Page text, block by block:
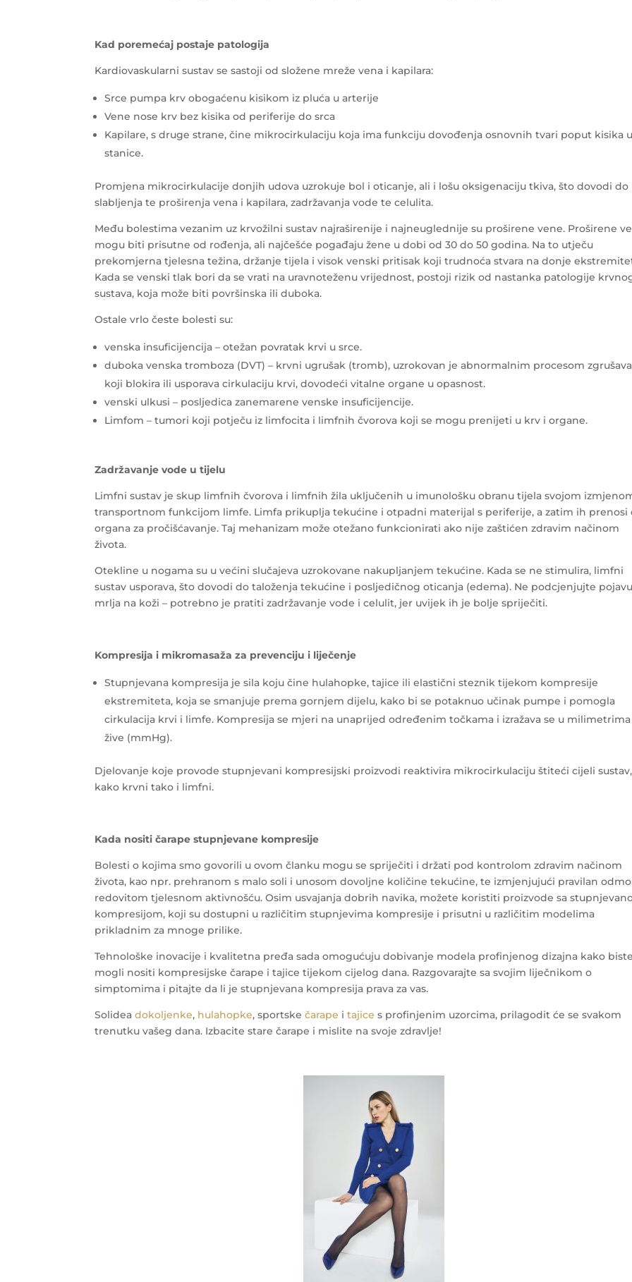
Kad poremećaj postaje patologija
Kardiovaskularni sustav se sastoji od složene mreže vena i kapilara:
Srce pumpa krv obogaćenu kisikom iz pluća u arterije
Vene nose krv bez kisika od periferije do srca
Kapilare, s druge strane, čine mikrocirkulaciju koja ima funkciju dovođenja osnovnih tvari poput kisika u
stanice.
Promjena mikrocirkulacije donjih udova uzrokuje bol i oticanje, ali i lošu oksigenaciju tkiva, što dovodi do
slabljenja te proširenja vena i kapilara, zadržavanja vode te celulita.
Među bolestima vezanim uz krvožilni sustav najraširenije i najneuglednije su proširene vene. Proširene
mogu biti prisutne od rođenja, ali najčešće pogađaju žene u dobi od 30 do 50 godina. Na to utječu
prekomjerna tjelesna težina, držanje tijela i visok venski pritisak koji trudnoća stvara na donje
Kada se venski tlak bori da se vrati na uravnoteženu vrijednost, postoji rizik od nastanka patologije
sustava, koja može biti površinska ili duboka.
Ostale vrlo česte bolesti su:
venska insuficijencija – otežan povratak krvi u srce.
duboka venska tromboza (DVT) – krvni ugrušak (tromb), uzrokovan je abnormalnim procesom
koji blokira ili usporava cirkulaciju krvi, dovodeći vitalne organe u opasnost.
venski ulkusi – posljedica zanemarene venske insuficijencije.
Limfom – tumori koji potječu iz limfocita i limfnih čvorova koji se mogu prenijeti u krv i organe.
Zadržavanje vode u tijelu
Limfni sustav je skup limfnih čvorova i limfnih žila uključenih u imunološku obranu tijela svojom
transportnom funkcijom limfe. Limfa prikuplja tekućine i otpadni materijal s periferije, a zatim ih prenosi
organa za pročišćavanje. Taj mehanizam može otežano funkcionirati ako nije zaštićen zdravim načinom
života.
Otekline u nogama su u većini slučajeva uzrokovane nakupljanjem tekućine. Kada se ne stimulira, limfni
sustav usporava, što dovodi do taloženja tekućine i posljedičnog oticanja (edema). Ne podcjenjujte pojavu
mrlja na koži – potrebno je pratiti zadržavanje vode i celulit, jer uvijek ih je bolje spriječiti.
Kompresija i mikromasaža za prevenciju i liječenje
Stupnjevana kompresija je sila koju čine hulahopke, tajice ili elastični steznik tijekom kompresije
ekstremiteta, koja se smanjuje prema gornjem dijelu, kako bi se potaknuo učinak pumpe i pomogla
cirkulacija krvi i limfe. Kompresija se mjeri na unaprijed određenim točkama i izražava se u milimetrima
žive (mmHg).
Djelovanje koje provode stupnjevani kompresijski proizvodi reaktivira mikrocirkulaciju štiteći cijeli sustav,
kako krvni tako i limfni.
Kada nositi čarape stupnjevane kompresije
Bolesti o kojima smo govorili u ovom članku mogu se spriječiti i držati pod kontrolom zdravim načinom
života, kao npr. prehranom s malo soli i unosom dovoljne količine tekućine, te izmjenjujući pravilan
redovitom tjelesnom aktivnošću. Osim usvajanja dobrih navika, možete koristiti proizvode sa
kompresijom, koji su dostupni u različitim stupnjevima kompresije i prisutni u različitim modelima
prikladnim za mnoge prilike.
Tehnološke inovacije i kvalitetna pređa sada omogućuju dobivanje modela profinjenog dizajna kako biste
mogli nositi kompresijske čarape i tajice tijekom cijelog dana. Razgovarajte sa svojim liječnikom o
simptomima i pitajte da li je stupnjevana kompresija prava za vas.
Solideadokoljenke, hulahopke, sportskečarape itajice s profinjenim uzorcima, prilagodit će se svakom
trenutku vašeg dana. Izbacite stare čarape i mislite na svoje zdravlje!